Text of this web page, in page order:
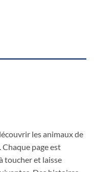
les animaux de
page est
toucher et laisse